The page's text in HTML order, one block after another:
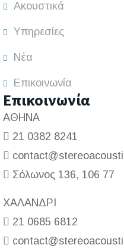
Ακουστικά
Υπηρεσίες
Νέα
Επικοινωνία
Επικοινωνία
ΑΘΗΝΑ
21 0382 8241
Σόλωνος 136, 106 77
ΧΑΛΑΝΔΡΙ
21 0685 6812